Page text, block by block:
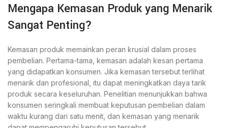
Mengapa Kemasan Produk yang Menarik
Sangat Penting?
Kemasan produk memainkan peran krusial dalam proses
pembelian. Pertama-tama, kemasan adalah kesan pertama
yang didapatkan konsumen. Jika kemasan tersebut terlihat
menarik dan profesional, itu dapat meningkatkan daya tarik
produk secara keseluruhan. Penelitian menunjukkan bahwa
konsumen seringkali membuat keputusan pembelian dalam
waktu kurang dari satu menit, dan kemasan yang menarik